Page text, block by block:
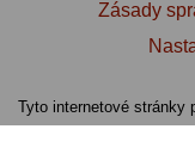
Zásady
Tyto internetové stránky